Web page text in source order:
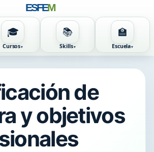
ESFEM
🎓
Cursos
📚
Skills
🏫
Escuela
de
y objetivos